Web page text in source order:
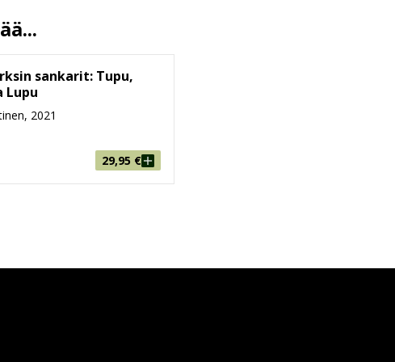
Sanoma Media Finland
sankarit: Tupu,
Lupu
2021
29,95 €